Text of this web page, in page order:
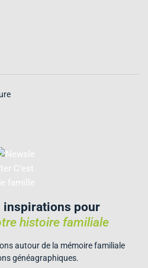
inspirations pour
histoire familiale
autour de la mémoire familiale
généagraphiques.